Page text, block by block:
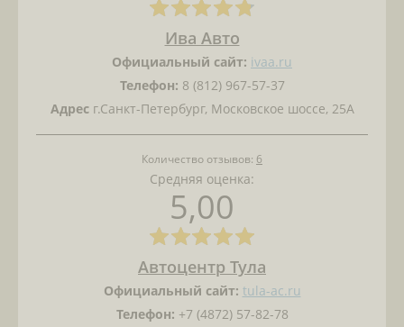
Ива Авто
Официальный сайт: ivaa.ru
Телефон: 8 (812) 967-57-37
Адресг.Санкт-Петербург, Московское шоссе, 25А
Количество отзывов: 6
Средняя оценка:
5,00
Автоцентр Тула
Официальный сайт: tula-ac.ru
Телефон: +7 (4872) 57-82-78